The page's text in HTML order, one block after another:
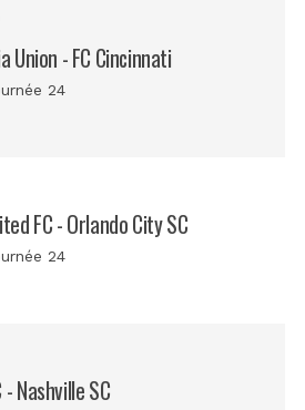
Union - FC Cincinnati
24
FC - Orlando City SC
24
Nashville SC